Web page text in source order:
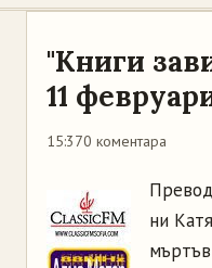
"Книги
11
15:370 коментара
ни